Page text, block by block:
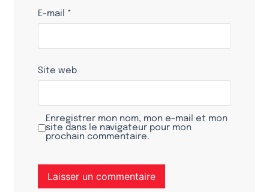
E-mail *
Site web
Enregistrer mon nom, mon e-mail et mon
site dans le navigateur pour mon
prochain commentaire.